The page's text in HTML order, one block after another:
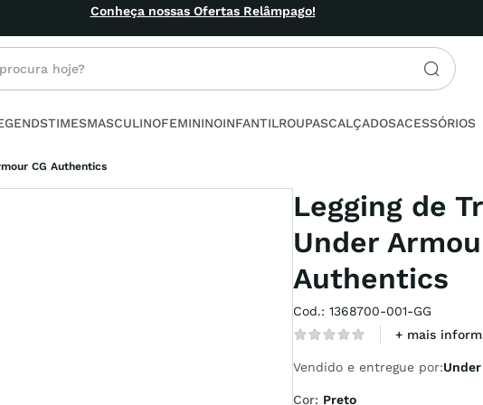
hoje?
TIMESMASCULINOFEMININOINFANTILROUPASCALÇADOSACESSÓRIOS
CG Authentics
Legging de
Under
Authentics
Cod.: 1368700-001-GG
+ mais
Vendido e entregue por:
Cor: Preto
buscados